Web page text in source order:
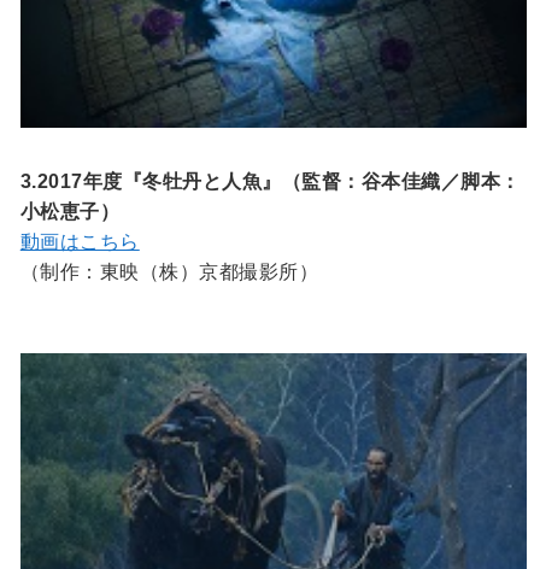
3.2017年度『冬牡丹と人魚』（監督：谷本佳織／脚本：
小松恵子）
動画はこちら
（制作：東映（株）京都撮影所）